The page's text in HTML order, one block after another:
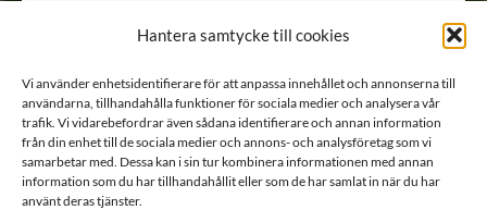
Hantera samtycke till cookies
Vi använder enhetsidentifierare för att anpassa innehållet och annonserna till
användarna, tillhandahålla funktioner för sociala medier och analysera vår
trafik. Vi vidarebefordrar även sådana identifierare och annan information
från din enhet till de sociala medier och annons- och analysföretag som vi
samarbetar med. Dessa kan i sin tur kombinera informationen med annan
information som du har tillhandahållit eller som de har samlat in när du har
använt deras tjänster.
Boije af Gennäs
19
Ulfeldt
20
Holck
21
Krabbe af Krageholm
22
Urne
23
Barnekow
24
Ramel